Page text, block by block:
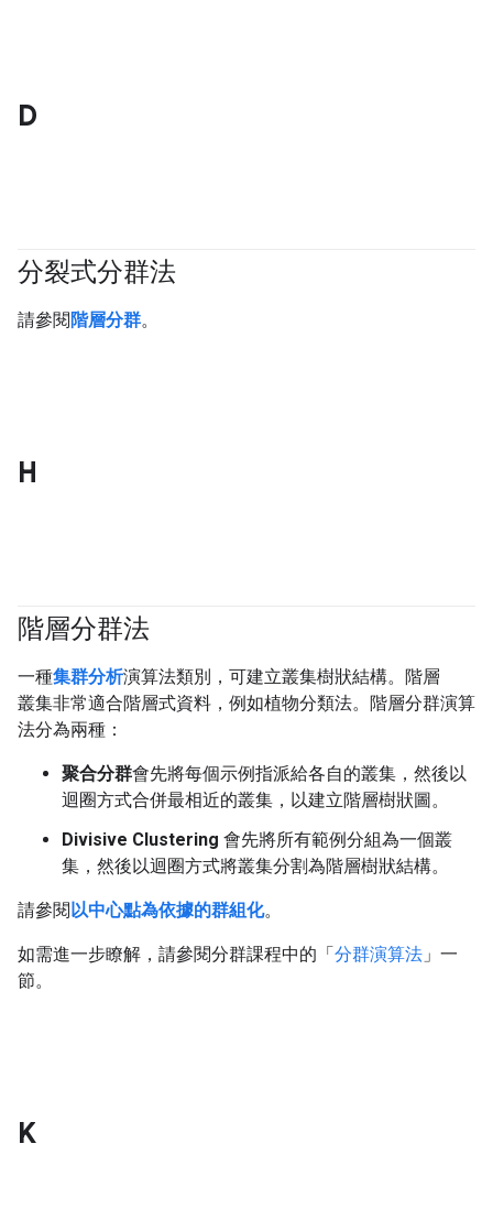
D
分裂式分群法
請參閱階層分群。
H
階層分群法
一種集群分析演算法類別，可建立叢集樹狀結構。階層
叢集非常適合階層式資料，例如植物分類法。階層分群演算
法分為兩種：
聚合分群會先將每個示例指派給各自的叢集，然後以
迴圈方式合併最相近的叢集，以建立階層樹狀圖。
Divisive Clustering 會先將所有範例分組為一個叢
集，然後以迴圈方式將叢集分割為階層樹狀結構。
請參閱以中心點為依據的群組化。
如需進一步瞭解，請參閱分群課程中的「分群演算法 」一
節。
K